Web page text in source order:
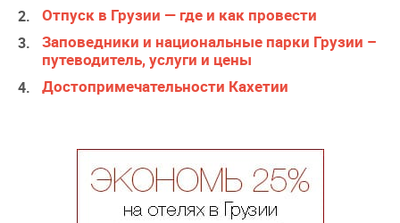
Отпуск в Грузии — где и как провести
Заповедники и национальные парки Грузии –
путеводитель, услуги и цены
Достопримечательности Кахетии